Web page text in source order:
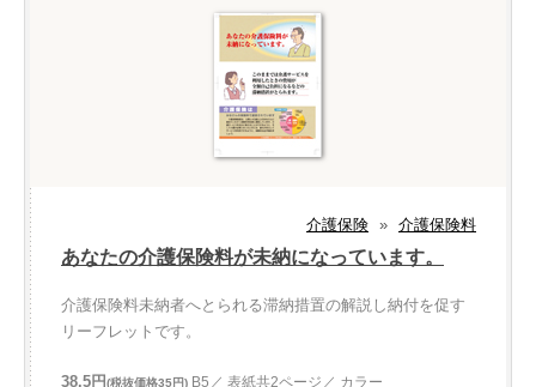
介護保険 » 介護保険料
あなたの介護保険料が未納になっています。
介護保険料未納者へとられる滞納措置の解説し納付を促す
リーフレットです。
38.5円(税抜価格35円) B5／ 表紙共2ページ／ カラー